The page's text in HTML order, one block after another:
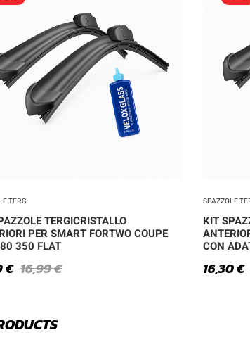
TERG.
TERGICRISTALLO
PER SMART FORTWO COUPE
350 FLAT
16,99€
€
SPAZZOLE
KIT
CON
16,30€